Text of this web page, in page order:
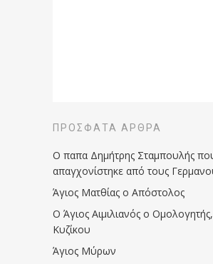
ΠΡΌΣΦΑΤΑ ΆΡΘΡΑ
Ο παπα Δημήτρης Σταμπουλής
απαγχονίστηκε από τους
Άγιος Ματθίας ο Απόστολος
Ο Άγιος Αιμιλιανός ο
Κυζίκου
Άγιος Μύρων